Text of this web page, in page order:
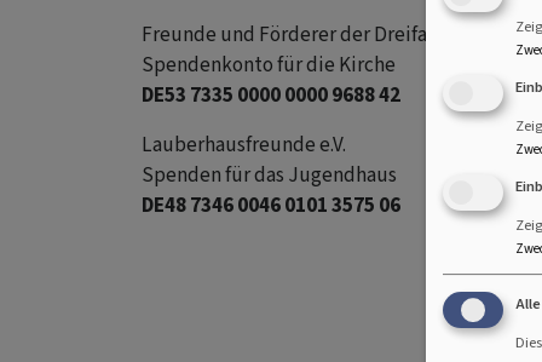
Freunde und Förderer der
Spendenkonto für die Kirche
DE53 7335 0000 0000 9688 42
Lauberhausfreunde e.V.
Spenden für das Jugendhaus
DE48 73460046 0101 3575 06